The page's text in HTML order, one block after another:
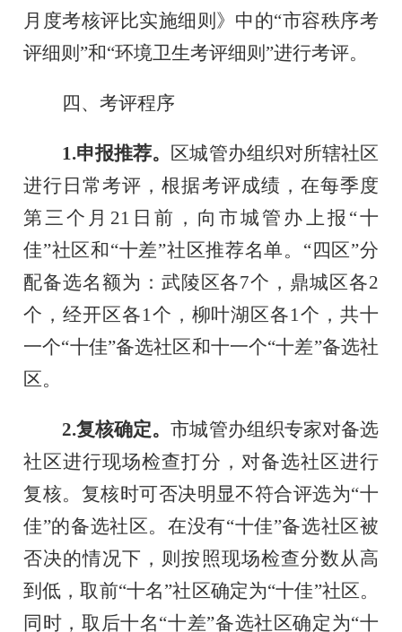
月度考核评比实施细则 》中的“市容秩序考
评细则”和“环境卫生考评细则”进行考评。
四、考评程序
1.申报推荐。
区城管办组织对所辖社区
进行日常考评，根据考评成绩，在每季度
第三个月 21日 前，向市城管办上报 “十
佳”社区和“十差”社区推荐名单。“四区”分
配备选名额为：武陵区各7个，鼎城区各2
个，经开区各1个，柳叶湖区各1 个，共十
一个“十佳”备选社区和十一个“十差”备选社
区。
2.复核确定。市城管办组织专家对备选
社区进行现场检查打分，对备选社区进行
复核。复核时可否决明显不符合评选为“十
佳”的备选社区。在没有“十佳”备选社区被
否决的情况下，则按照现场检查分数从高
到低，取前“十名”社区确定为“十佳”社区。
同时，取后十名“十差”备选社区确定为“十